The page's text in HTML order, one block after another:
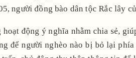
người đồng bào dân tộc Rắc lây
động ý nghĩa nhằm chia sẻ,
để người nghèo nào bị bỏ lại